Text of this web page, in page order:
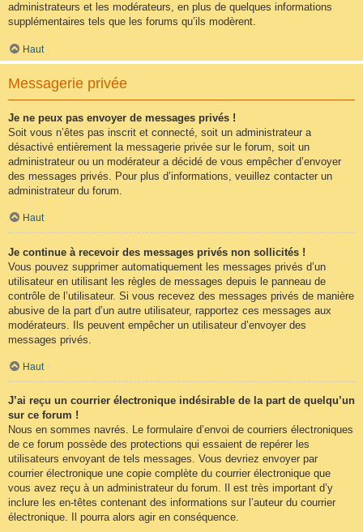
administrateurs et les modérateurs, en plus de quelques informations
supplémentaires tels que les forums qu’ils modèrent.
Haut
Messagerie privée
Je ne peux pas envoyer de messages privés !
Soit vous n’êtes pas inscrit et connecté, soit un administrateur a
désactivé entièrement la messagerie privée sur le forum, soit un
administrateur ou un modérateur a décidé de vous empêcher d’envoyer
des messages privés. Pour plus d’informations, veuillez contacter un
administrateur du forum.
Haut
Je continue à recevoir des messages privés non sollicités !
Vous pouvez supprimer automatiquement les messages privés d’un
utilisateur en utilisant les règles de messages depuis le panneau de
contrôle de l’utilisateur. Si vous recevez des messages privés de manière
abusive de la part d’un autre utilisateur, rapportez ces messages aux
modérateurs. Ils peuvent empêcher un utilisateur d’envoyer des
messages privés.
Haut
J’ai reçu un courrier électronique indésirable de la part de quelqu’un
sur ce forum !
Nous en sommes navrés. Le formulaire d’envoi de courriers électroniques
de ce forum possède des protections qui essaient de repérer les
utilisateurs envoyant de tels messages. Vous devriez envoyer par
courrier électronique une copie complète du courrier électronique que
vous avez reçu à un administrateur du forum. Il est très important d’y
inclure les en-têtes contenant des informations sur l’auteur du courrier
électronique. Il pourra alors agir en conséquence.